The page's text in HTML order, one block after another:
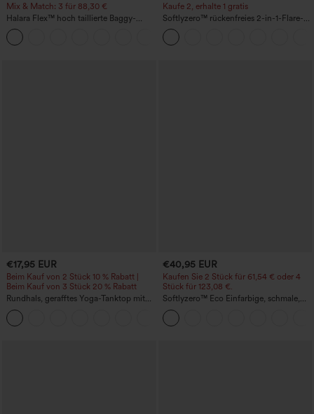
Mix & Match: 3 für 88,30 €
Halara Flex™ hoch taillierte Baggy-
Jeans mit Taschen, weitem Bein,
stonewashed, lässig
Kaufe 2, erhalte 1 gratis
Softlyzero™ rückenfreies 2-in-1-Flare-
Trainingskleid – Wannabe – Easy Peezy
€17,95 EUR
Beim Kauf von 2 Stück 10 % Rabatt |
Beim Kauf von 3 Stück 20 % Rabatt
Rundhals, gerafftes Yoga-Tanktop mit
Cool-Touch-Effekt – UPF50+
€40,95 EUR
Kaufen Sie 2 Stück für 61,54 € oder 4
Stück für 123,08 €.
Softlyzero™ Eco Einfarbige, schmale,
hoch taillierte Wanderhose mit
mehreren Taschen